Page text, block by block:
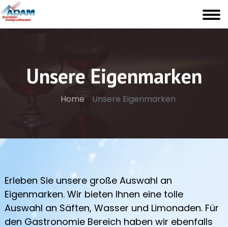
Unsere Eigenmarken
Home Unsere Eigenmarken
Erleben Sie unsere große Auswahl an
Eigenmarken. Wir bieten Ihnen eine tolle
Auswahl an Säften, Wasser und Limonaden. Für
den Gastronomie Bereich haben wir ebenfalls